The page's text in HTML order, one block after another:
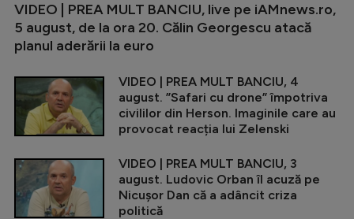
VIDEO | PREA MULT BANCIU, live pe iAMnews.ro,
5 august, de la ora 20. Călin Georgescu atacă
planul aderării la euro
VIDEO | PREA MULT BANCIU, 4
august. ”Safari cu drone” împotriva
civililor din Herson. Imaginile care au
provocat reacția lui Zelenski
VIDEO | PREA MULT BANCIU, 3
august. Ludovic Orban îl acuză pe
Nicușor Dan că a adâncit criza
politică